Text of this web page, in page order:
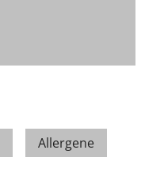
Allergene